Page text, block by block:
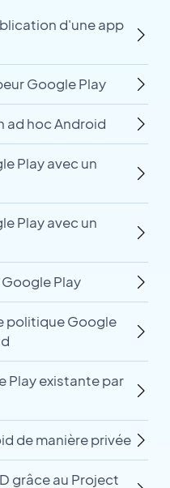
d'une app
Google Play
ad hoc Android
Play avec un
Play avec un
Play
politique Google
Play existante par
de manière privée
grâce au Project